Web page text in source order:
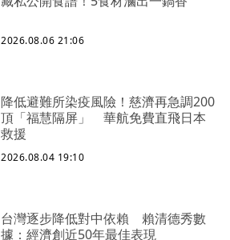
2026.08.06 21:06
降低避難所染疫風險！慈濟再急調200
頂「福慧隔屏」 華航免費直飛日本
救援
2026.08.04 19:10
台灣逐步降低對中依賴 賴清德秀數
據：經濟創近50年最佳表現